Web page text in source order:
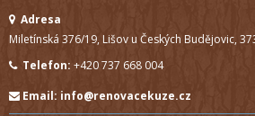
Adresa
Miletínská 376/19, Lišov u Českých Budějovic,
Telefon: +420 737 668 004
Email: info@renovacekuze.cz